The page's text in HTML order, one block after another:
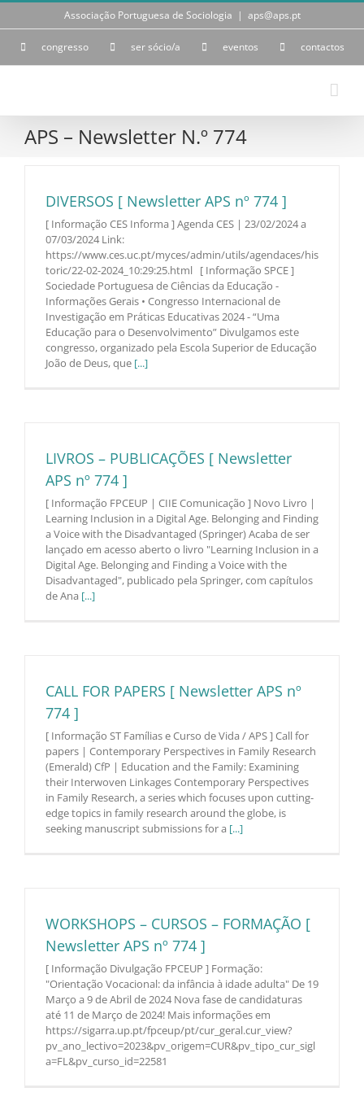
Skip
Associação Portuguesa de Sociologia | aps@aps.pt
congresso ser sócio/a eventos contactos
APS – Newsletter N.º 774
DIVERSOS [ Newsletter APS nº 774 ]
[ Informação CES Informa ] Agenda CES | 23/02/2024 a
07/03/2024 Link:
https://www.ces.uc.pt/myces/admin/utils/agendaces/his
toric/22-02-2024_10:29:25.html [ Informação SPCE ]
Sociedade Portuguesa de Ciências da Educação -
Informações Gerais • Congresso Internacional de
Investigação em Práticas Educativas 2024 - “Uma
Educação para o Desenvolvimento” Divulgamos este
congresso, organizado pela Escola Superior de Educação
João de Deus, que [...]
LIVROS – PUBLICAÇÕES [ Newsletter
APS nº 774 ]
[ Informação FPCEUP | CIIE Comunicação ] Novo Livro |
Learning Inclusion in a Digital Age. Belonging and Finding
a Voice with the Disadvantaged (Springer) Acaba de ser
lançado em acesso aberto o livro "Learning Inclusion in a
Digital Age. Belonging and Finding a Voice with the
Disadvantaged", publicado pela Springer, com capítulos
de Ana [...]
CALL FOR PAPERS [ Newsletter APS nº
774 ]
[ Informação ST Famílias e Curso de Vida / APS ] Call for
papers | Contemporary Perspectives in Family Research
(Emerald) CfP | Education and the Family: Examining
their Interwoven Linkages Contemporary Perspectives
in Family Research, a series which focuses upon cutting-
edge topics in family research around the globe, is
seeking manuscript submissions for a [...]
WORKSHOPS – CURSOS – FORMAÇÃO [
Newsletter APS nº 774 ]
[ Informação Divulgação FPCEUP ] Formação:
"Orientação Vocacional: da infância à idade adulta" De 19
Março a 9 de Abril de 2024 Nova fase de candidaturas
até 11 de Março de 2024! Mais informações em
https://sigarra.up.pt/fpceup/pt/cur_geral.cur_view?
pv_ano_lectivo=2023&pv_origem=CUR&pv_tipo_cur_sigl
a=FL&pv_curso_id=22581